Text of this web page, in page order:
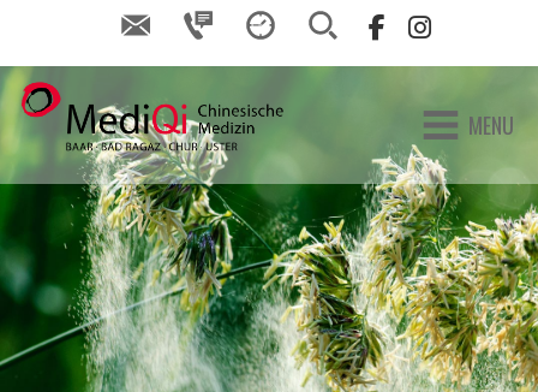
MENU